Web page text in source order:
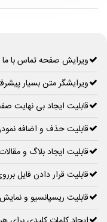
ویرایش صفحه تماس با ما
ویرایشگر متن بسیار
قابلیت ایجاد بی نهایت
قابلیت حذف و اضافه
قابلیت ایجاد بلاگ و
قابلیت قرار دادن فایل
قابلیت ریسپانسیو و